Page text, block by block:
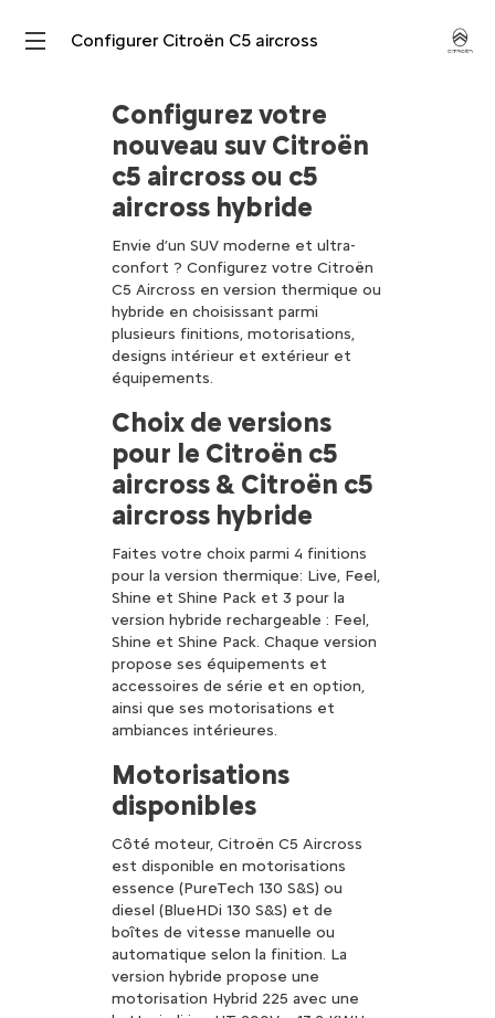
Configurer Citroën C5 aircross
Configurez votre
nouveau suv Citroën
c5 aircross ou c5
aircross hybride
Envie d’un SUV moderne et ultra-
confort ? Configurez votre Citroën
C5 Aircross en version thermique ou
hybride en choisissant parmi
plusieurs finitions, motorisations,
designs intérieur et extérieur et
équipements.
Choix de versions
pour le Citroën c5
aircross & Citroën c5
aircross hybride
Faites votre choix parmi 4 finitions
pour la version thermique: Live, Feel,
Shine et Shine Pack et 3 pour la
version hybride rechargeable : Feel,
Shine et Shine Pack. Chaque version
propose ses équipements et
accessoires de série et en option,
ainsi que ses motorisations et
ambiances intérieures.
Motorisations
disponibles
Côté moteur, Citroën C5 Aircross
est disponible en motorisations
essence (PureTech 130 S&S) ou
diesel (BlueHDi 130 S&S) et de
boîtes de vitesse manuelle ou
automatique selon la finition. La
version hybride propose une
motorisation Hybrid 225 avec une